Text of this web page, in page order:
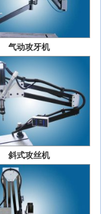
气动攻牙机
斜式攻丝机